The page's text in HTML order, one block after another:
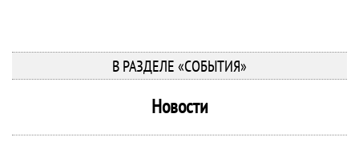
В РАЗДЕЛЕ «СОБЫТИЯ»
Новости